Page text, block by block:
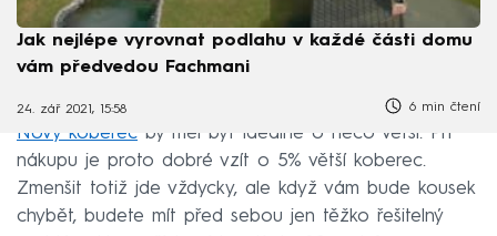
Jak nejlépe vyrovnat podlahu v každé části domu
vám předvedou Fachmani
24. zář 2021, 15:58 6 min čtení
Nový koberec by měl být ideálně o něco větší. Při
nákupu je proto dobré vzít o 5% větší koberec.
Zmenšit totiž jde vždycky, ale když vám bude kousek
chybět, budete mít před sebou jen těžko řešitelný